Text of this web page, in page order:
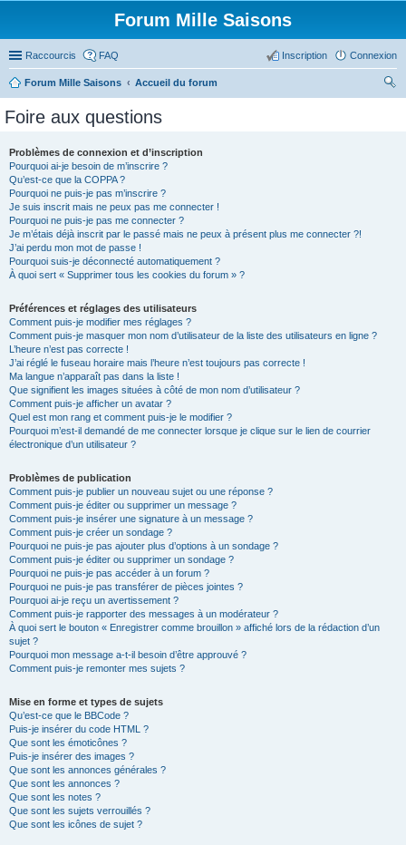
Forum Mille Saisons
Raccourcis FAQ Connexion
Inscription
Forum Mille Saisons
Accueil du forum
Foire aux questions
Problèmes de connexion et d’inscription
Pourquoi ai-je besoin de m’inscrire ?
Qu’est-ce que la COPPA ?
Pourquoi ne puis-je pas m’inscrire ?
Je suis inscrit mais ne peux pas me connecter !
Pourquoi ne puis-je pas me connecter ?
Je m’étais déjà inscrit par le passé mais ne peux à présent plus me connecter ?!
J’ai perdu mon mot de passe !
Pourquoi suis-je déconnecté automatiquement ?
À quoi sert « Supprimer tous les cookies du forum » ?
Préférences et réglages des utilisateurs
Comment puis-je modifier mes réglages ?
Comment puis-je masquer mon nom d’utilisateur de la liste des utilisateurs en ligne ?
L’heure n’est pas correcte !
J’ai réglé le fuseau horaire mais l’heure n’est toujours pas correcte !
Ma langue n’apparaît pas dans la liste !
Que signifient les images situées à côté de mon nom d’utilisateur ?
Comment puis-je afficher un avatar ?
Quel est mon rang et comment puis-je le modifier ?
Pourquoi m’est-il demandé de me connecter lorsque je clique sur le lien de courrier
électronique d’un utilisateur ?
Problèmes de publication
Comment puis-je publier un nouveau sujet ou une réponse ?
Comment puis-je éditer ou supprimer un message ?
Comment puis-je insérer une signature à un message ?
Comment puis-je créer un sondage ?
Pourquoi ne puis-je pas ajouter plus d’options à un sondage ?
Comment puis-je éditer ou supprimer un sondage ?
Pourquoi ne puis-je pas accéder à un forum ?
Pourquoi ne puis-je pas transférer de pièces jointes ?
Pourquoi ai-je reçu un avertissement ?
Comment puis-je rapporter des messages à un modérateur ?
À quoi sert le bouton « Enregistrer comme brouillon » affiché lors de la rédaction d’un
sujet ?
Pourquoi mon message a-t-il besoin d’être approuvé ?
Comment puis-je remonter mes sujets ?
Mise en forme et types de sujets
Qu’est-ce que le BBCode ?
Puis-je insérer du code HTML ?
Que sont les émoticônes ?
Puis-je insérer des images ?
Que sont les annonces générales ?
Que sont les annonces ?
Que sont les notes ?
Que sont les sujets verrouillés ?
Que sont les icônes de sujet ?